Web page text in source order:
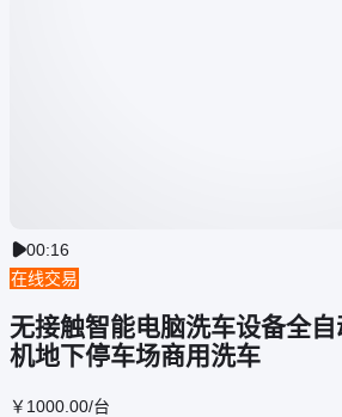
00:16
在线交易
无接触智能电脑洗车设备全
机地下停车场商用洗车
￥ 1000 .00/台